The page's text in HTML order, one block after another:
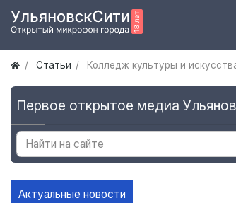
Статьи Колледж культуры и
Первое открытое медиа
Актуальные новости Ульяновскую